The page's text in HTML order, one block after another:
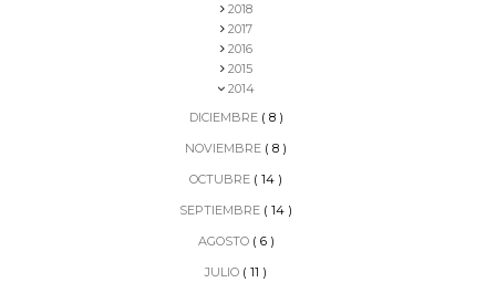
2018
2017
2016
2015
2014
DICIEMBRE ( 8 )
NOVIEMBRE ( 8 )
OCTUBRE ( 14 )
SEPTIEMBRE ( 14 )
AGOSTO ( 6 )
JULIO ( 11 )